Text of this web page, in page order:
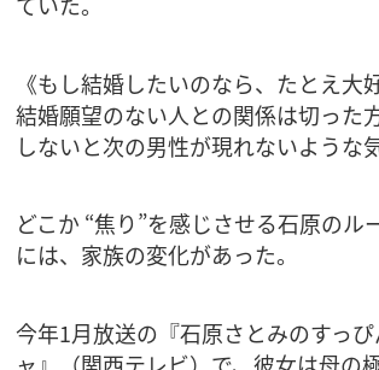
《もし結婚したいのなら、たとえ大
結婚願望のない人との関係は切った
しないと次の男性が現れないような
どこか “焦り”を感じさせる石原のル
には、家族の変化があった。
今年1月放送の『石原さとみのすっ